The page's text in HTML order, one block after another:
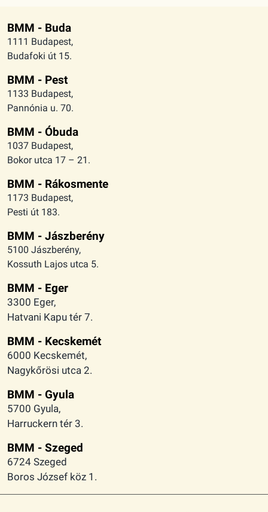
BMM - Pest
1133 Budapest,
BMM - Óbuda
1037 Budapest,
BMM - Rákosmente
1173 Budapest,
BMM - Jászberény
5100 Jászberény,
BMM - Eger
3300 Eger,
BMM - Kecskemét
6000 Kecskemét,
BMM - Gyula
5700 Gyula,
BMM - Szeged
6724 Szeged
Együtt az örömteli mozgás szabadságáért